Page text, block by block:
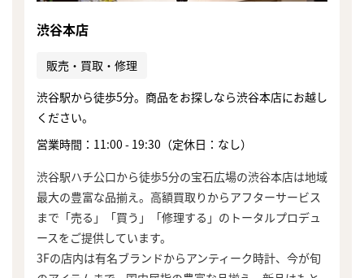
渋谷本店
販売・買取・修理
渋谷駅から徒歩5分。商品をお探しなら渋谷本店にお越し
ください。
営業時間：11:00 - 19:30（定休日：なし）
渋谷駅ハチ公口から徒歩5分の宝石広場の渋谷本店は地域
最大の豊富な品揃え。高額買取りからアフターサービス
まで「売る」「買う」「修理する」のトータルプロデュ
ースをご提供しています。
3Fの店内は有名ブランドからアンティーク時計、今が旬
かんたん30秒でお試し査定